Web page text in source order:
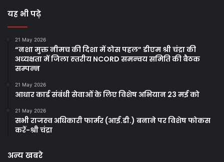
यह भी पढ़े
21 May 2026
“नशा मुक्त नीमच की दिशा में ठोस पहल” डीएम श्री चंद्रा की
अध्‍यक्षता में जिला स्‍तरीय NCORD समन्‍वय समिति की बैठक
सम्‍पन्‍न
21 May 2026
आधार कार्ड संबंधी सेवाओं के लिए विशेष अभियान 23 मई को
21 May 2026
सभी राजस्‍व अधिकारी फार्मर (आई.डी.) बनाने पर विशेष फोकस
करें-श्री चंद्रा
अन्य खबरे